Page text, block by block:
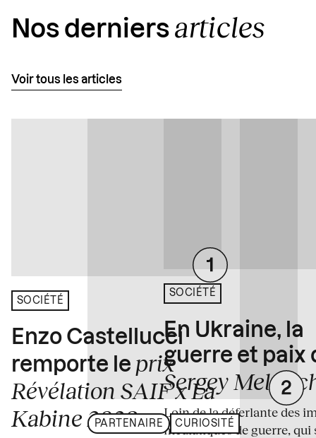
Nos derniers articles
Voir tous les articles
SOCIÉTÉ
Enzo Castellucci
remporte le prix
Révélation SAIF x La
Kabine 2026
PARTENAIRE CURIOSITÉ
SOCIÉTÉ
En Ukraine, la
guerre et paix
Sergey
Loin de la déferlante des
médiatiques de guerre, qui